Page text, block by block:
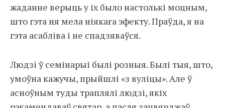
жаданне верыць у іх было настолькі моцным,
што гэта ня мела ніякага эфекту. Праўда, я на
гэта асабліва і не спадзяваўся.
Людзі ў семінарыі былі розныя. Былі тыя, што,
умоўна кажучы, прыйшлі «з вуліцы». Але ў
асноўным туды траплялі людзі, якіх